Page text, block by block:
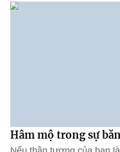
Hâm mộ trong sự